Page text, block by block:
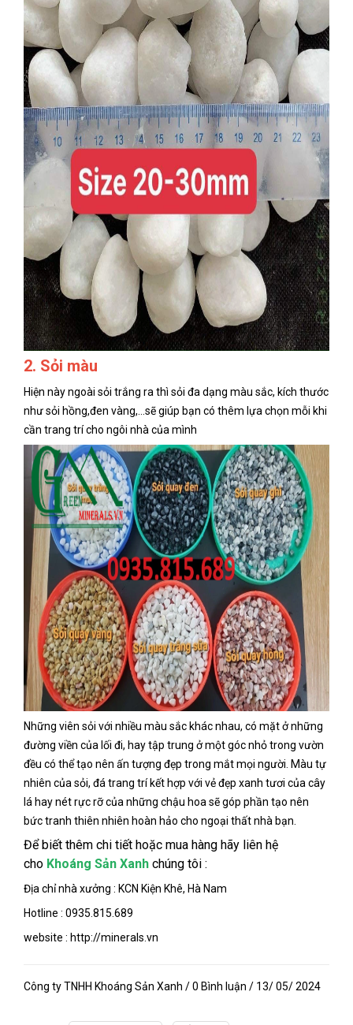
2. Sỏi màu
Hiện này ngoài sỏi trắng ra thì sỏi đa dạng màu sắc, kích thước
như sỏi hồng,đen vàng,...sẽ giúp bạn có thêm lựa chọn mỗi khi
cần trang trí cho ngôi nhà của mình
Những viên sỏi với nhiều màu sắc khác nhau, có mặt ở những
đường viền của lối đi, hay tập trung ở một góc nhỏ trong vườn
đều có thể tạo nên ấn tượng đẹp trong mắt mọi người. Màu tự
nhiên của sỏi, đá trang trí kết hợp với vẻ đẹp xanh tươi của cây
lá hay nét rực rỡ của những chậu hoa sẽ góp phần tạo nên
bức tranh thiên nhiên hoàn hảo cho ngoại thất nhà bạn.
Để biết thêm chi tiết hoặc mua hàng hãy liên hệ
cho Khoáng Sản Xanh chúng tôi :
Địa chỉ nhà xưởng : KCN Kiện Khê, Hà Nam
Hotline : 0935.815.689
website : http://minerals.vn
Công ty TNHH Khoáng Sản Xanh / 0 Bình luận / 13/ 05/ 2024